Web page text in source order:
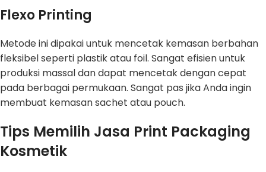
Flexo Printing
Metode ini dipakai untuk mencetak kemasan berbahan
fleksibel seperti plastik atau foil. Sangat efisien untuk
produksi massal dan dapat mencetak dengan cepat
pada berbagai permukaan. Sangat pas jika Anda ingin
membuat kemasan sachet atau pouch.
Tips Memilih Jasa Print Packaging
Kosmetik